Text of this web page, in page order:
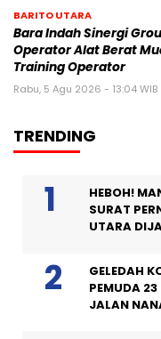
BARITO UTARA
Bara Indah Sinergi
Operator Alat Berat
Training Operator
Rabu, 5 Agu 2026 - 13:04 WIB
TRENDING
HEBOH!
SURAT
UTARA
GELEDAH
PEMUDA
JALAN